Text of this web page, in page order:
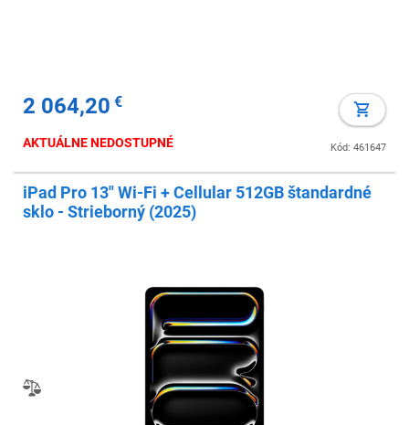
2 064,20 €
Kód: 461647
AKTUÁLNE NEDOSTUPNÉ
iPad Pro 13" Wi-Fi + Cellular 512GB štandardné
sklo - Strieborný (2025)